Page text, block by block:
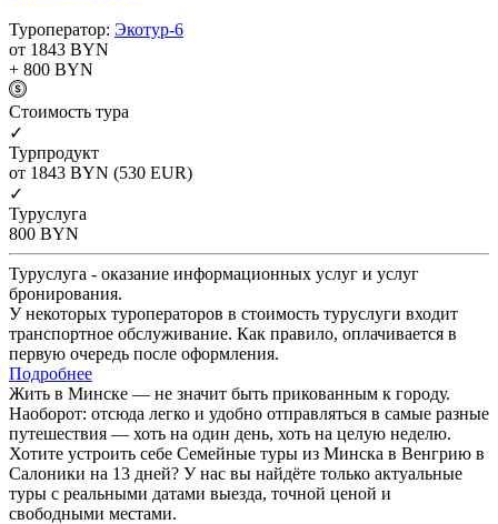
Туроператор: Экотур-6
от 1843 BYN
+ 800 BYN
Cтоимость тура
✓
Турпродукт
от 1843 BYN (530 EUR)
✓
Туруслуга
800 BYN
Туруслуга - оказание информационных услуг и услуг
бронирования.
У некоторых туроператоров в стоимость туруслуги входит
транспортное обслуживание. Как правило, оплачивается в
первую очередь после оформления.
Подробнее
Жить в Минске — не значит быть прикованным к городу.
Наоборот: отсюда легко и удобно отправляться в самые разные
путешествия — хоть на один день, хоть на целую неделю.
Хотите устроить себе Семейные туры из Минска в Венгрию в
Салоники на 13 дней? У нас вы найдёте только актуальные
туры с реальными датами выезда, точной ценой и
свободными местами.